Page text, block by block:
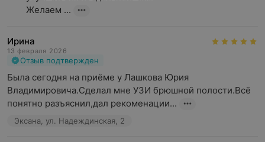
Желаем ...
Ирина
13 февраля 2026
Отзыв подтвержден
Была сегодня на приёме у Лашкова Юрия
Владимировича.Сделал мне УЗИ брюшной полости.Всё
понятно разъяснил,дал рекоменации...
Эксана, ул. Надеждинская, 2